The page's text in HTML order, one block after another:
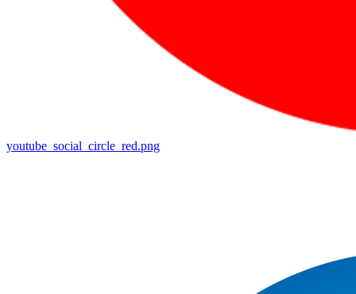
youtube_social_circle_red.png